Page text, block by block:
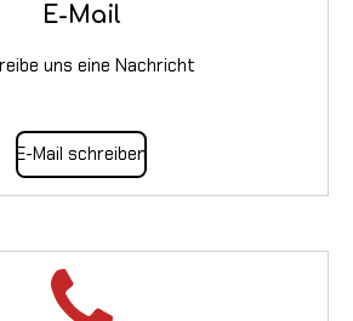
E-Mail
uns eine Nachricht
E-Mail schreiben